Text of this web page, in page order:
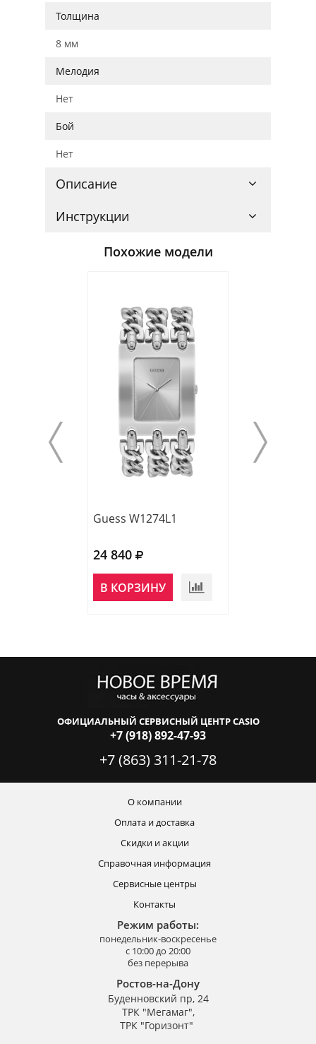
Толщина
8 мм
Мелодия
Нет
Бой
Нет
Описание
Инструкции
Похожие модели
Guess W1274L1
24 840
В КОРЗИНУ
ОФИЦИАЛЬНЫЙ СЕРВИСНЫЙ ЦЕНТР CASIO
+7 (918) 892-47-93
+7 (863) 311-21-78
О компании
Оплата и доставка
Скидки и акции
Справочная информация
Сервисные центры
Контакты
Режим работы:
понедельник-воскресенье
с 10:00 до 20:00
без перерыва
Ростов-на-Дону
Буденновский пр, 24
ТРК "Мегамаг",
ТРК "Горизонт"